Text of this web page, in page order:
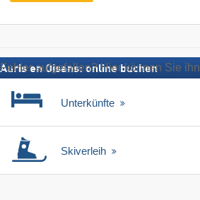
Fehler aufgefallen? Hier können Sie ihn
Auris en Oisans: online buchen
Unterkünfte
Skiverleih